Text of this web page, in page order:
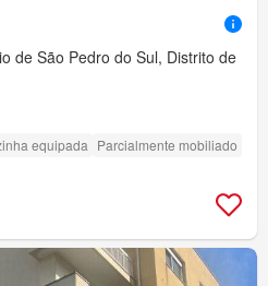
de São Pedro do Sul, Distrito de
equipada Parcialmente mobiliado